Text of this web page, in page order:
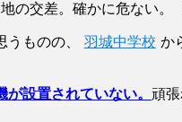
の交差。確かに危ない。（
ものの、 羽城中学校 か
設置されていない。 頑張